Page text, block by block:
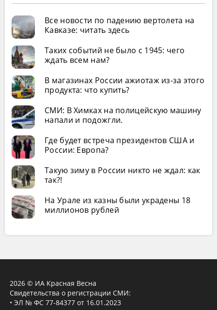
Все новости по падению вертолета на
Кавказе: читать здесь
Таких событий не было с 1945: чего
ждать всем нам?
В магазинах России ажиотаж из-за этого
продукта: что купить?
СМИ: В Химках на полицейскую машину
напали и подожгли.
Где будет встреча президентов США и
России: Европа?
Такую зиму в России никто не ждал: как
так?!
На Урале из казны были украдены 18
миллионов рублей
2026 © ИА Красная Весна
Свидетельства о регистрации СМИ:
• ЭЛ № ФС 77-84377 от 16.01.2023